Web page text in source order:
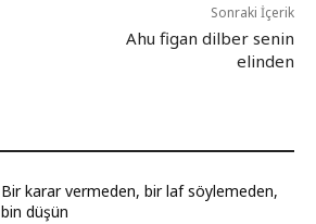
Sonraki İçerik
Ahu figan dilber senin
elinden
Bir karar vermeden, bir laf söylemeden,
bin düşün